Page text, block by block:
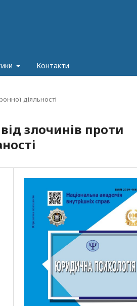
Контакти
діяльності
злочинів проти